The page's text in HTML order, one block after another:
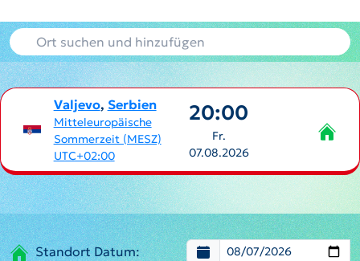
Valjevo, Serbien
Mitteleuropäische
Sommerzeit (MESZ)
UTC+02:00
20:00
Fr.
07.08.2026
Standort Datum: